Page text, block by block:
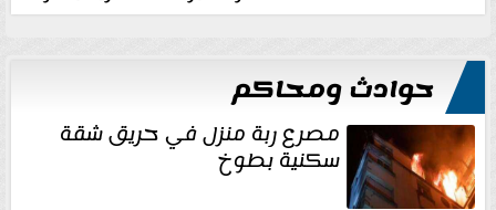
حوادث ومحاكم
مصرع ربة منزل في حريق شقة
سكنية بطوخ